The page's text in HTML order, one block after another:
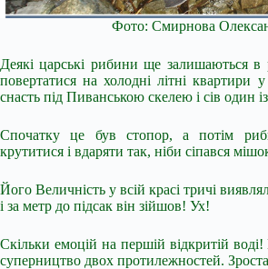
Фото: Смирнова
Деякі царські рибини ще залишаються
повертатися на холодні літні
снасть під Пиванською скелею і сів один
Спочатку це був стопор, а потім
крутитися і вдаряти так, ніби сіпався
Його Величність у всій красі тричі
і за метр до підсак він зійшов! Ух!
Скільки емоцій на першій відкритій
суперництво двох протилежностей.